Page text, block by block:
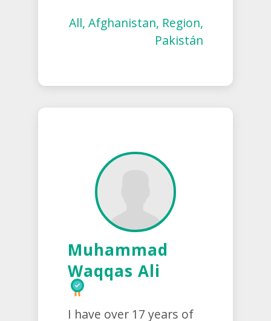
All, Afghanistan, Region,
Pakistán
Muhammad
Waqqas Ali
I have over 17 years of